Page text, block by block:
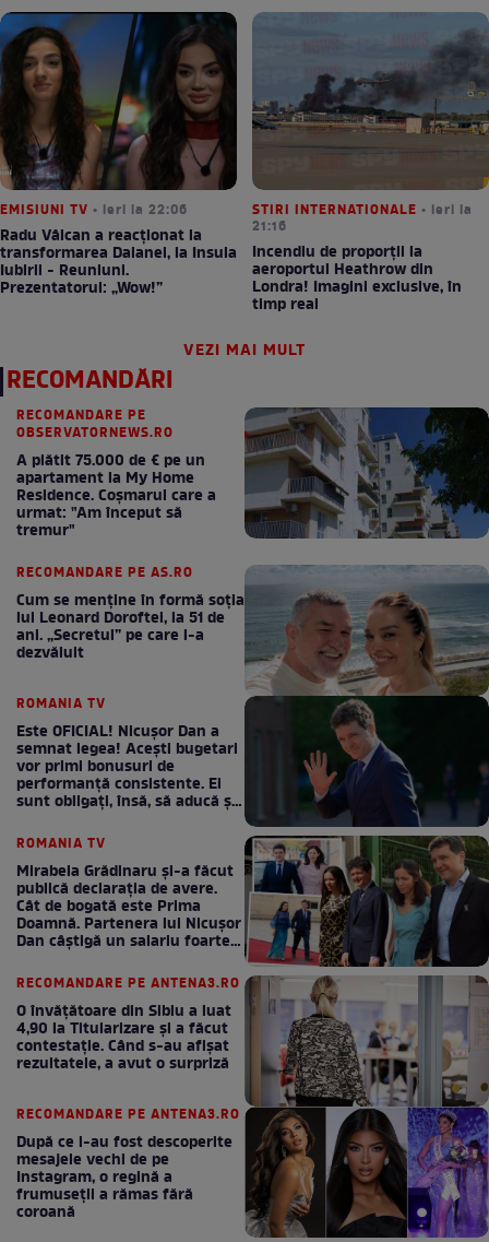
EMISIUNI TV • ieri la 22:06
Radu Vâlcan a reacționat la
transformarea Daianei, la Insula
Iubirii - Reuniuni.
Prezentatorul: „Wow!”
STIRI INTERNATIONALE • ieri la
21:16
Incendiu de proporții la
aeroportul Heathrow din
Londra! Imagini exclusive, în
timp real
VEZI MAI MULT
RECOMANDĂRI
RECOMANDARE PE
OBSERVATORNEWS.RO
A plătit 75.000 de € pe un
apartament la My Home
Residence. Coşmarul care a
urmat: "Am început să
tremur"
RECOMANDARE PE AS.RO
Cum se menţine în formă soţia
lui Leonard Doroftei, la 51 de
ani. „Secretul” pe care l-a
dezvăluit
ROMANIA TV
Este OFICIAL! Nicușor Dan a
semnat legea! Acești bugetari
vor primi bonusuri de
performanță consistente. Ei
sunt obligați, însă, să aducă și
ROMANIA TV
Mirabela Grădinaru și-a făcut
publică declarația de avere.
Cât de bogată este Prima
Doamnă. Partenera lui Nicușor
Dan câștigă un salariu foarte
RECOMANDARE PE ANTENA3.RO
O învățătoare din Sibiu a luat
4,90 la Titularizare și a făcut
contestație. Când s-au afișat
rezultatele, a avut o surpriză
RECOMANDARE PE ANTENA3.RO
După ce i-au fost descoperite
mesajele vechi de pe
Instagram, o regină a
frumuseții a rămas fără
coroană